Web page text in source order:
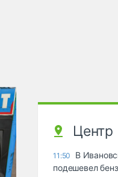
Центр
11:50
В
подешевел